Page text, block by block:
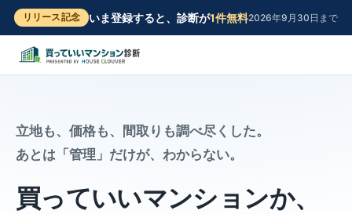
リリース記念 いま登録すると、診断が1件無料2026年9月30日まで
立地も、価格も、間取りも調べ尽くした。
あとは「管理」だけが、わからない。
買っていいマンションか、